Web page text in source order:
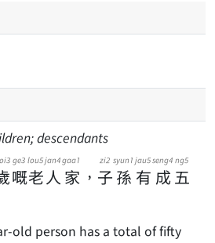
descendants
嘅
ge3
老
lou5
人
jan4
家
gaa1
， 子
zi2
孫
syun1
有
jau5
成
seng4
五
ng5
old person has a total of fifty